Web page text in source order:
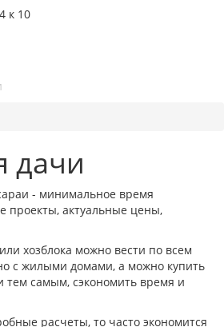
к 10
дачи
- минимальное время
проекты, актуальные цены,
хозблока можно вести по всем
с жилыми домами, а можно купить
тем самым, сэкономить время и
расчеты, то часто экономится